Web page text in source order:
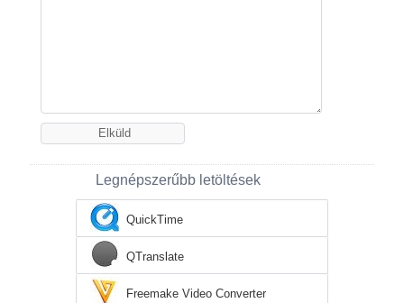
Legnépszerűbb letöltések
QuickTime
QTranslate
Freemake Video Converter